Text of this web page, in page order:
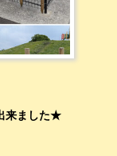
来ました★